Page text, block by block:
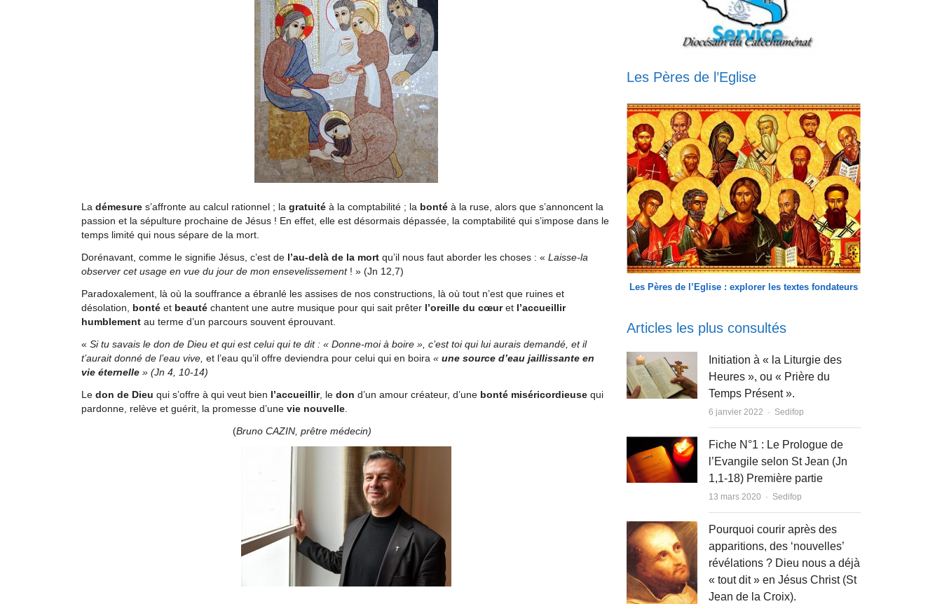
La démesure s’affronte au calcul rationnel ; la gratuité à la comptabilité ; la bonté à la ruse, alors que s’annoncent la
passion et la sépulture prochaine de Jésus ! En effet, elle est désormais dépassée, la comptabilité qui s’impose dans le
temps limité qui nous sépare de la mort.
Dorénavant, comme le signifie Jésus, c’est de l’au-delà de la mort qu’il nous faut aborder les choses : « Laisse-la
observer cet usage en vue du jour de mon ensevelissement ! » (Jn 12,7)
Paradoxalement, là où la souffrance a ébranlé les assises de nos constructions, là où tout n’est que ruines et
désolation, bonté et beauté chantent une autre musique pour qui sait prêter l’oreille du cœuret l’accueillir
humblement au terme d’un parcours souvent éprouvant.
« Si tu savais le don de Dieu et qui est celui qui te dit : « Donne-moi à boire », c’est toi qui lui aurais demandé, et il
t’aurait donné de l’eau vive, et l’eau qu’il offre deviendra pour celui qui en boira « une source d’eau jaillissante en
vie éternelle » (Jn 4, 10-14)
Le don de Dieu qui s’offre à qui veut bien l’accueillir, le don d’un amour créateur, d’une bonté miséricordieuse qui
pardonne, relève et guérit, la promesse d’une vie nouvelle
(Bruno CAZIN, prêtre médecin)
Les Pères de l’Eglise
Les Pères de l’Eglise : explorer les textes fondateurs
Articles les plus consultés
Initiation à « la Liturgie des
Heures », ou « Prière du
Temps Présent ».
6 janvier 2022 Author
Sedifop
Fiche N°1 : Le Prologue de
l’Evangile selon St Jean (Jn
1,1-18) Première partie
13 mars 2020 Author
Sedifop
Pourquoi courir après des
apparitions, des ‘nouvelles’
révélations ? Dieu nous a déjà
« tout dit » en Jésus Christ (St
Jean de la Croix).